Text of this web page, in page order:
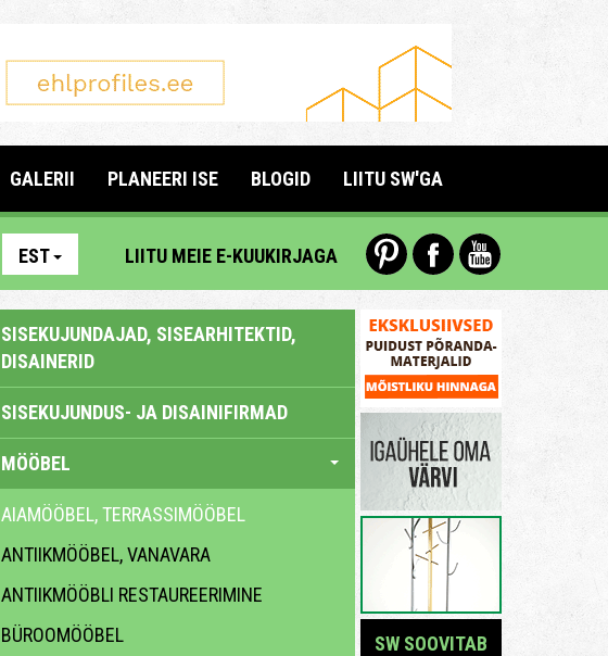
GALERII PLANEERI ISE BLOGID LIITU SW'GA
EST LIITU MEIE E-KUUKIRJAGA
SISEKUJUNDAJAD, SISEARHITEKTID,
DISAINERID
SISEKUJUNDUS- JA DISAINIFIRMAD
MÖÖBEL
AIAMÖÖBEL, TERRASSIMÖÖBEL
ANTIIKMÖÖBEL, VANAVARA
ANTIIKMÖÖBLI RESTAUREERIMINE
BÜROOMÖÖBEL
SW SOOVITAB